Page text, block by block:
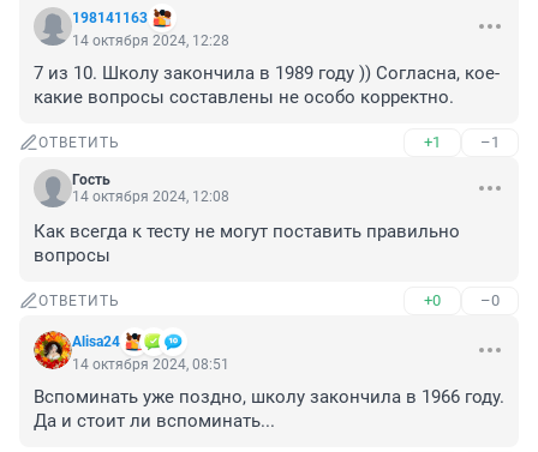
198141163
14 октября 2024, 12:28
7 из 10. Школу закончила в 1989 году )) Согласна, кое-
какие вопросы составлены не особо корректно.
ОТВЕТИТЬ +1 –1
Гость
14 октября 2024, 12:08
Как всегда к тесту не могут поставить правильно
вопросы
ОТВЕТИТЬ +0 –0
Alisa24
14 октября 2024, 08:51
Вспоминать уже поздно, школу закончила в 1966 году.
Да и стоит ли вспоминать...